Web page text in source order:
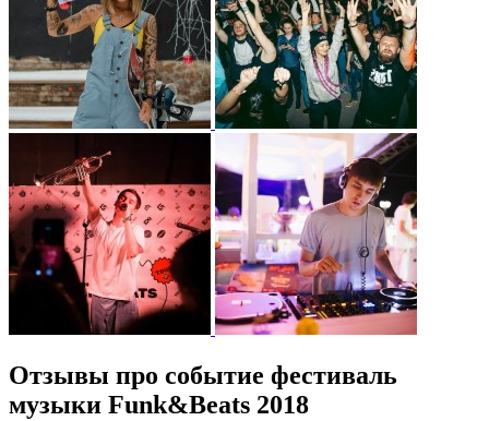
Отзывы про событие фестиваль
музыки Funk&Beats 2018